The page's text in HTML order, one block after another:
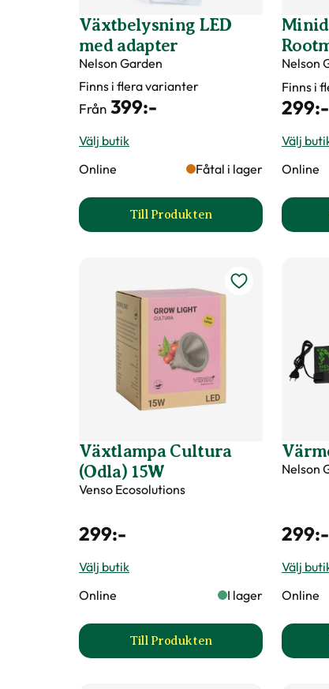
Växtbelysning LED
med adapter
Nelson Garden
Finns i flera varianter
Från 399:-
Välj butik
Online
Fåtal i lager
Till Produkten
till Växtbelysning LED med
Nelson
Finns i
299:-
Välj
Online
Växtlampa Cultura
(Odla) 15W
Venso Ecosolutions
299:-
Välj butik
Online
I lager
Till Produkten
till Växtlampa Cultura
Nelson
299:-
Välj
Online